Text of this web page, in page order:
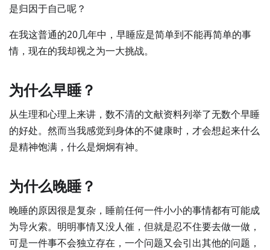
是归因于自己呢？
在我这普通的20几年中，早睡应是简单到不能再简单的事
情，现在的我却视之为一大挑战。
为什么早睡？
从生理和心理上来讲，数不清的文献资料列举了无数个早睡
的好处。然而当我感觉到身体的不健康时，才会想起来什么
是精神饱满，什么是炯炯有神。
为什么晚睡？
晚睡的原因很是复杂，睡前任何一件小小的事情都有可能成
为导火索。明明事情又没人催，但就是忍不住要去做一做，
可是一件事不会独立存在，一个问题又会引出其他的问题，